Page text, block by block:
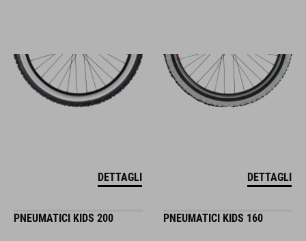
DETTAGLI DETTAGLI
PNEUMATICI KIDS 200 PNEUMATICI KIDS 160